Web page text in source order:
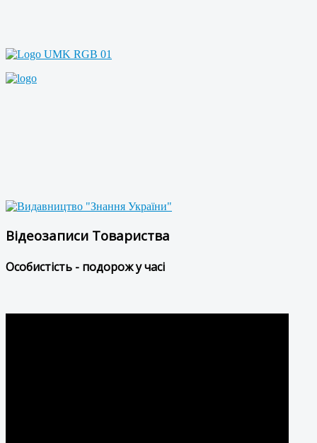
Відеозаписи Товариства
Особистість - подорож у часі